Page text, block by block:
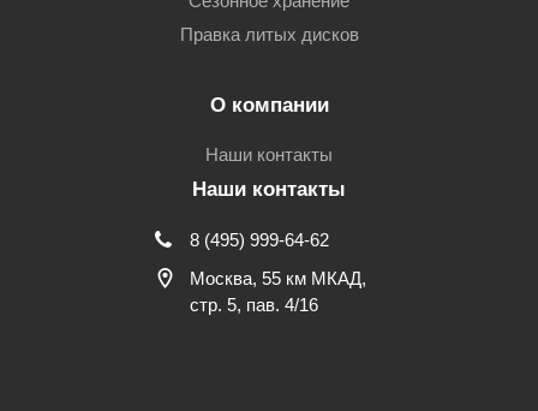
Правка литых дисков
О компании
Наши контакты
Наши контакты
8 (495) 999-64-62
Москва, 55 км МКАД,
стр. 5, пав. 4/16